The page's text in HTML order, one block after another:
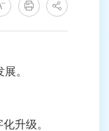
。
升级。